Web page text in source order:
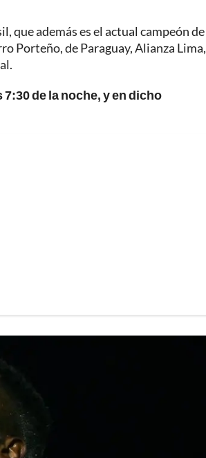
que además es el actual campeón de
Porteño, de Paraguay, Alianza Lima,
de la noche, y en dicho